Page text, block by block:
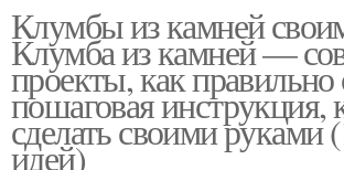
Клумбы из камней
Клумба из камней —
проекты, как правильно
пошаговая инструкция,
сделать своими руками
идей)